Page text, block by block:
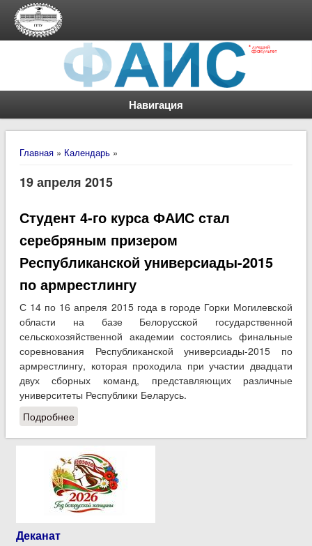
Навигация
Вы здесь
Главная» Календарь»
19 апреля 2015
Студент 4-го курса ФАИС стал
серебряным призером
Республиканской универсиады-2015
по армрестлингу
С 14 по 16 апреля 2015 года в городе Горки Могилевской
области на базе Белорусской государственной
сельскохозяйственной академии состоялись финальные
соревнования Республиканской универсиады-2015 по
армрестлингу, которая проходила при участии двадцати
двух сборных команд, представляющих различные
университеты Республики Беларусь.
Подробнеео Студент 4-го курса ФАИС стал серебряным
призером Республиканской универсиады-2015 по
Деканат